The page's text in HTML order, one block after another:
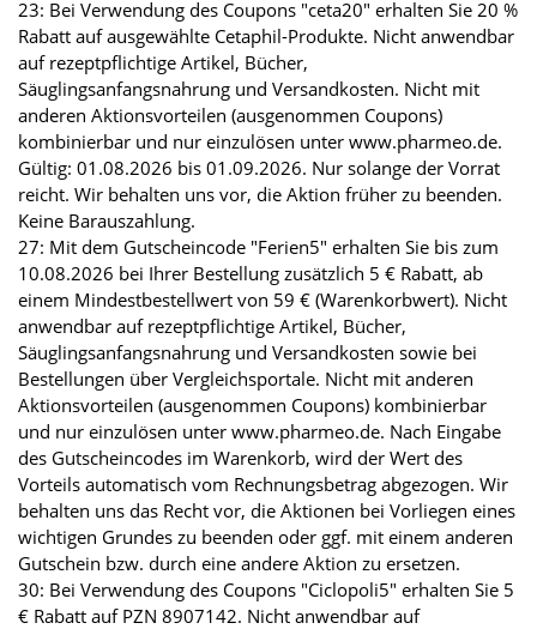
23: Bei Verwendung des Coupons "ceta20" erhalten Sie 20 %
Rabatt auf ausgewählte Cetaphil-Produkte. Nicht anwendbar
auf rezeptpflichtige Artikel, Bücher,
Säuglingsanfangsnahrung und Versandkosten. Nicht mit
anderen Aktionsvorteilen (ausgenommen Coupons)
kombinierbar und nur einzulösen unter www.pharmeo.de.
Gültig: 01.08.2026 bis 01.09.2026. Nur solange der Vorrat
reicht. Wir behalten uns vor, die Aktion früher zu beenden.
Keine Barauszahlung.
27: Mit dem Gutscheincode "Ferien5" erhalten Sie bis zum
10.08.2026 bei Ihrer Bestellung zusätzlich 5 € Rabatt, ab
einem Mindestbestellwert von 59 € (Warenkorbwert). Nicht
anwendbar auf rezeptpflichtige Artikel, Bücher,
Säuglingsanfangsnahrung und Versandkosten sowie bei
Bestellungen über Vergleichsportale. Nicht mit anderen
Aktionsvorteilen (ausgenommen Coupons) kombinierbar
und nur einzulösen unter www.pharmeo.de. Nach Eingabe
des Gutscheincodes im Warenkorb, wird der Wert des
Vorteils automatisch vom Rechnungsbetrag abgezogen. Wir
behalten uns das Recht vor, die Aktionen bei Vorliegen eines
wichtigen Grundes zu beenden oder ggf. mit einem anderen
Gutschein bzw. durch eine andere Aktion zu ersetzen.
30: Bei Verwendung des Coupons "Ciclopoli5" erhalten Sie 5
€ Rabatt auf PZN 8907142. Nicht anwendbar auf